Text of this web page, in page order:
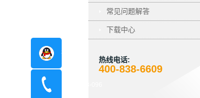
常见问题解答
下载中心
热线电话:
400-838-6609
在线咨询